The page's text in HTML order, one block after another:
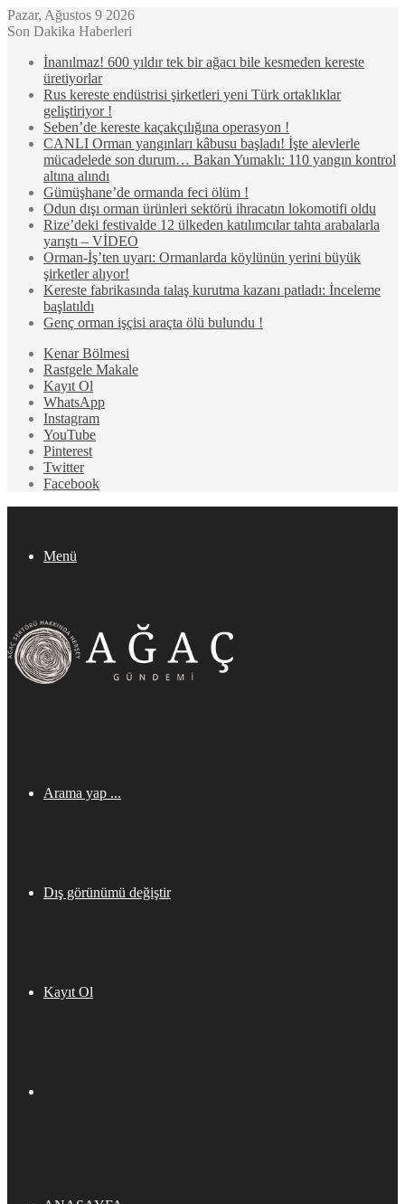
Pazar, Ağustos 9 2026
Son Dakika Haberleri
İnanılmaz! 600 yıldır tek bir ağacı bile kesmeden kereste
üretiyorlar
Rus kereste endüstrisi şirketleri yeni Türk ortaklıklar
geliştiriyor !
Seben’de kereste kaçakçılığına operasyon !
CANLI Orman yangınları kâbusu başladı! İşte alevlerle
mücadelede son durum… Bakan Yumaklı: 110 yangın kontrol
altına alındı
Gümüşhane’de ormanda feci ölüm !
Odun dışı orman ürünleri sektörü ihracatın lokomotifi oldu
Rize’deki festivalde 12 ülkeden katılımcılar tahta arabalarla
yarıştı – VİDEO
Orman-İş’ten uyarı: Ormanlarda köylünün yerini büyük
şirketler alıyor!
Kereste fabrikasında talaş kurutma kazanı patladı: İnceleme
başlatıldı
Genç orman işçisi araçta ölü bulundu !
Kenar Bölmesi
Rastgele Makale
Kayıt Ol
WhatsApp
Instagram
YouTube
Pinterest
Twitter
Facebook
Menü
Arama yap ...
Dış görünümü değiştir
Kayıt Ol